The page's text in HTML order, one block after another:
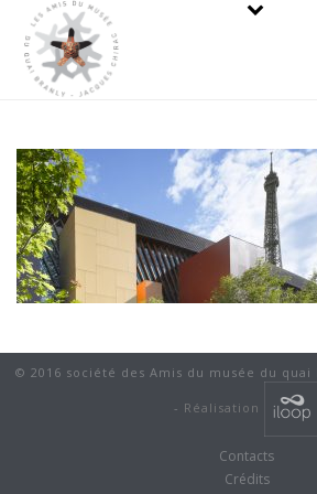
© 2016 société des Amis du musée du quai
- Réalisation
Contacts
Crédits